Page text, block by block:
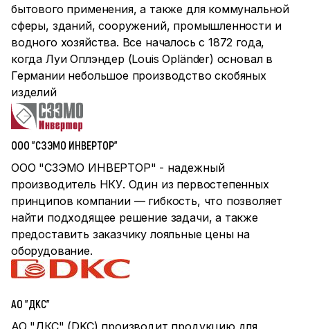
бытового применения, а также для коммунальной
сферы, зданий, сооружений, промышленности и
водного хозяйства. Все началось с 1872 года,
когда Луи Оплэндер (Louis Opländer) основал в
Германии небольшое производство скобяных
изделий
ООО "СЗЭМО ИНВЕРТОР"
ООО "СЗЭМО ИНВЕРТОР" - надежный
производитель НКУ. Один из первостепенных
принципов компании — гибкость, что позволяет
найти подходящее решение задачи, а также
предоставить заказчику лояльные цены на
оборудование.
АО "ДКС"
АО "ДКС" (DKC) производит продукцию для